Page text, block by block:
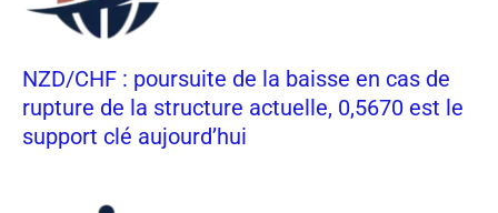
NZD/CHF : poursuite de la baisse en cas de
rupture de la structure actuelle, 0,5670 est le
support clé aujourd’hui